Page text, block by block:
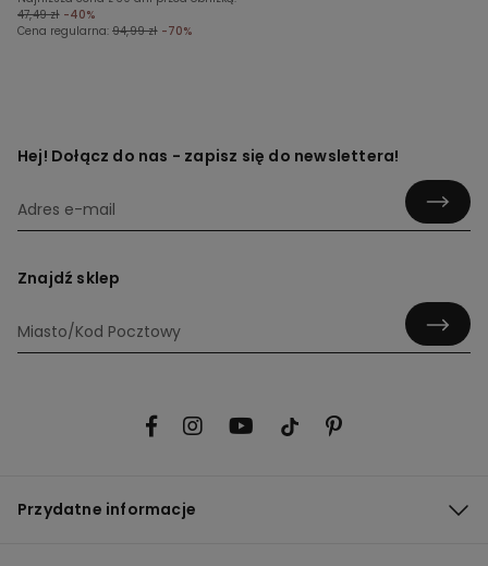
47,49 zł -40%
Cena regularna: 94,99 zł -70%
Hej! Dołącz do nas - zapisz się do newslettera!
Znajdź sklep
Przydatne informacje